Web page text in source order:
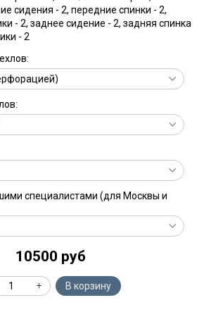
сидения - 2, передние спинки - 2,
- 2, заднее сидение - 2, задняя спинка
- 2
специалистами (для Москвы и
10500 руб
В корзину